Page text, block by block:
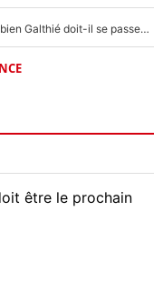
Le XV de France a trouvé son remplaçant : Fabien Galthié doit-il se passer d'Antoine Dupont ?
être le prochain